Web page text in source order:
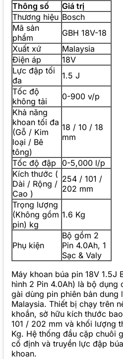
Thông số
Giá trị
Thương hiệu Bosch
Mã sản
phẩm
GBH 18V-18
Xuất xứ
Malaysia
Điện áp
18V
Lực đập tối
đa
1.5 J
Tốc độ
không tải
0-900 v/p
Khả năng
khoan tối đa
(Gỗ / Kim
loại / Bê
tông)
18 / 10 / 18
mm
Tốc độ đập
0-5,000 l/p
Kích thước (
Dài / Rộng /
Cao )
254 / 101 /
202 mm
Trọng lượng
(Không gồm
pin) kg
1.6 Kg
Phụ kiện
Bộ gồm 2
Pin 4.0Ah, 1
Sạc & Valy
Máy khoan búa pin 18V 1.5J
hình 2 Pin 4.0Ah) là bộ dụng
gài dùng pin phiên bản
Malaysia. Thiết bị chạy trên
khoắn, sở hữu kích thước
101 / 202 mm và khối lượng
Kg. Hệ thống đầu cặp chuôi
cố định và truyền lực đập
khoan.